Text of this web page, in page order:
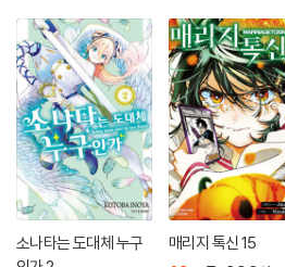
소나타는 도대체 누구
매리지 톡신 15